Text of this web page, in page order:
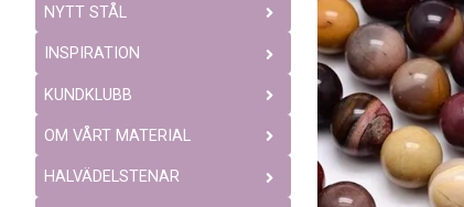
NYTT STÅL
INSPIRATION
KUNDKLUBB
OM VÅRT MATERIAL
HALVÄDELSTENAR